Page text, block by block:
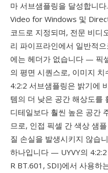
마 서브샘플링을 달성합니
Video for Windows 및
코드로 지정되며, 전문 비디
리 파이프라인에서 일반적
에는 헤더가 없습니다 — 픽
의 평면 시퀀스로, 이미지
4:2:2 서브샘플링은 밝기에
템의 더 낮은 공간 해상도
디테일보다 훨씬 높은 공간
므로, 인접 픽셀 간 색상 샘
질 손실을 발생시키지 않습
하나입니다 — UYVY의
R BT.601, SDI)에서 사용하